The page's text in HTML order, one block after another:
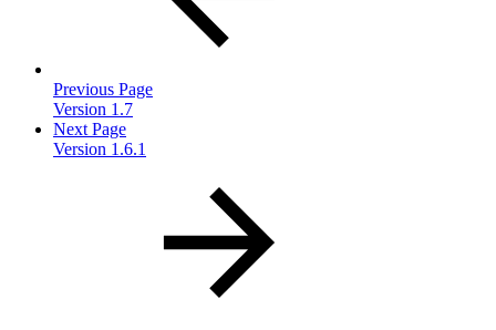
Previous Page
Version 1.7
Next Page
Version 1.6.1